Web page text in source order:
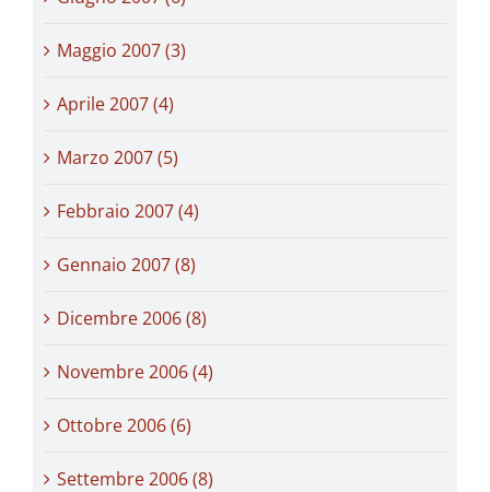
Maggio 2007 (3)
Aprile 2007 (4)
Marzo 2007 (5)
Febbraio 2007 (4)
Gennaio 2007 (8)
Dicembre 2006 (8)
Novembre 2006 (4)
Ottobre 2006 (6)
Settembre 2006 (8)